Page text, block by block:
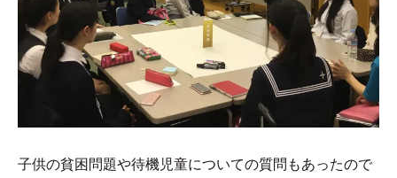
子供の貧困問題や待機児童についての質問もあったので